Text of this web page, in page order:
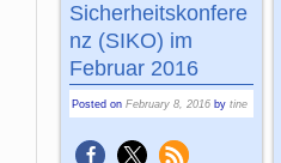
Sicherheitskonfere
nz (SIKO) im
Februar 2016
Posted onFebruary 8, 2016 bytine